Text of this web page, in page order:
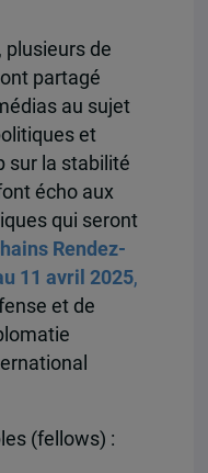
plusieurs de
partagé
au sujet
et
sur la stabilité
écho aux
qui seront
Rendez-
11 avril 2025,
et de
(fellows) :